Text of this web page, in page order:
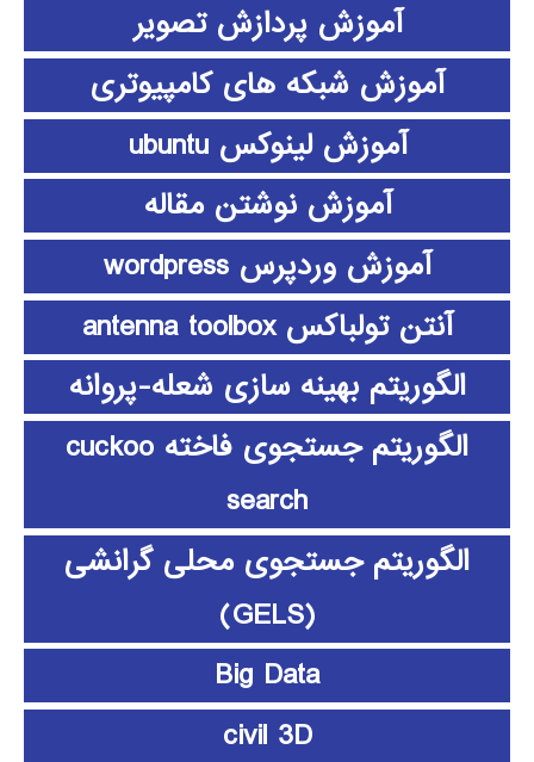
آموزش پردازش تصویر
آموزش شبکه های کامپیوتری
آموزش لینوکس ubuntu
آموزش نوشتن مقاله
آموزش وردپرس wordpress
آنتن تولباکس antenna toolbox
الگوریتم بهینه سازی شعله-پروانه
الگوریتم جستجوی فاخته cuckoo
search
الگوریتم جستجوی محلی گرانشی
(GELS)
Big Data
civil 3D